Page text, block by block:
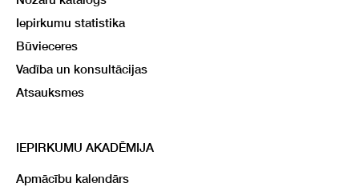
Iepirkumu statistika
Būvieceres
Vadība un konsultācijas
Atsauksmes
IEPIRKUMU AKADĒMIJA
Apmācību kalendārs